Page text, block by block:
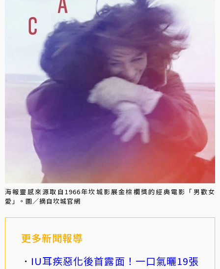
海報靈感來源取自1966年坎城影展金棕櫚獎的經典電影「男歡女
愛」。圖／摘自坎城官網
更多新聞報導
IU耳疾惡化後首露面！一口氣曬19張